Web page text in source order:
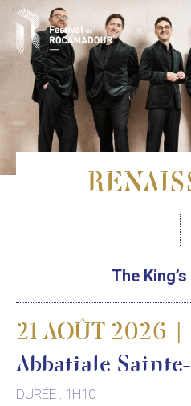
The
21 AOÛT 2026
Abbatiale
DURÉE : 1H10